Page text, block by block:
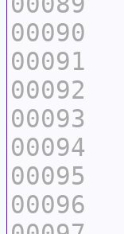
00090
00091
00092
00093
00094
00095
00096